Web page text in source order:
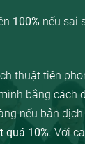
100% nếu sai
thuật tiên
bằng cách
nếu bản
quá 10%. Với